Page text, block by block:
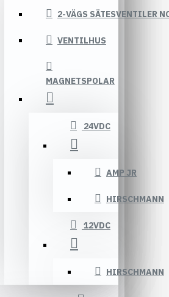
2-VÄGS SÄTESVENTILER
VENTILHUS
MAGNETSPOLAR
24VDC
AMP JR
HIRSCHMANN
12VDC
HIRSCHMANN